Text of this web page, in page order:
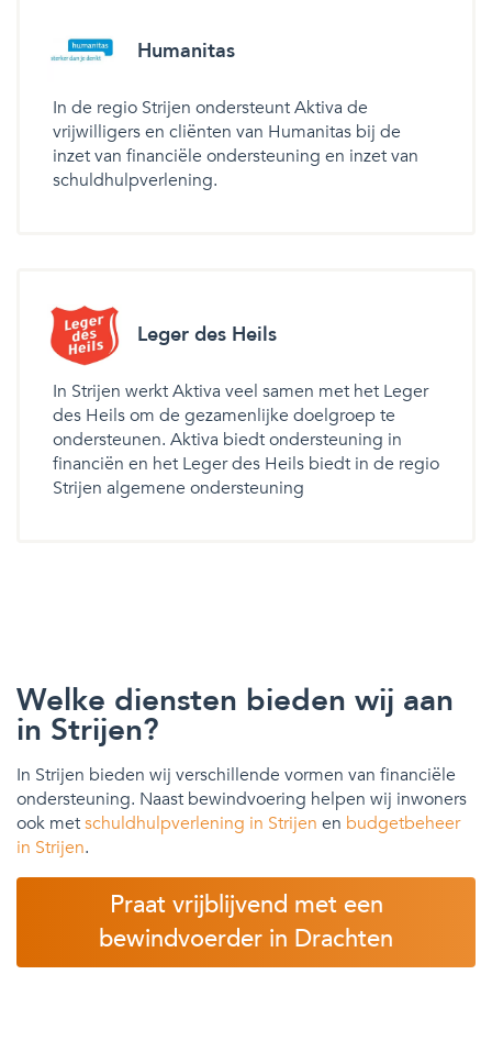
Humanitas
In de regio Strijen ondersteunt Aktiva de
vrijwilligers en cliënten van Humanitas bij de
inzet van financiële ondersteuning en inzet van
schuldhulpverlening.
Leger des Heils
In Strijen werkt Aktiva veel samen met het Leger
des Heils om de gezamenlijke doelgroep te
ondersteunen. Aktiva biedt ondersteuning in
financiën en het Leger des Heils biedt in de regio
Strijen algemene ondersteuning
Welke diensten bieden wij aan
in Strijen?
In Strijen bieden wij verschillende vormen van financiële
ondersteuning. Naast bewindvoering helpen wij inwoners
ook metschuldhulpverlening in Strijen en budgetbeheer
in Strijen.
Praat vrijblijvend met een
bewindvoerder in Drachten